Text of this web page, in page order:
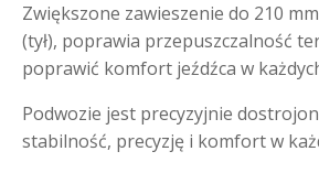
Zwiększone zawieszenie do 210
(tył), poprawia przepuszczalność
poprawić komfort jeźdźca w
Podwozie jest precyzyjnie
stabilność, precyzję i komfort w